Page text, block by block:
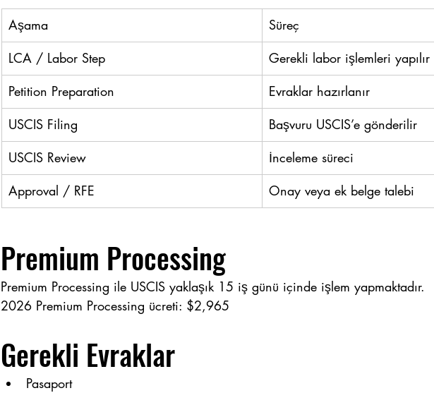
Aşama
Süreç
LCA / Labor Step
Gerekli labor işlemleri yapılır
Petition Preparation
Evraklar hazırlanır
USCIS Filing
Başvuru USCIS’e gönderilir
USCIS Review
İnceleme süreci
Approval / RFE
Onay veya ek belge talebi
Premium Processing
Premium Processing ile USCIS yaklaşık 15 iş günü içinde işlem yapmaktadır.
2026 Premium Processing ücreti: $2,965
Gerekli Evraklar
Pasaport